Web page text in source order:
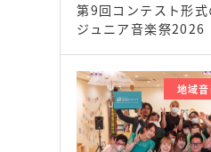
第9回コンテスト形
ジュニア音楽祭2026
地域